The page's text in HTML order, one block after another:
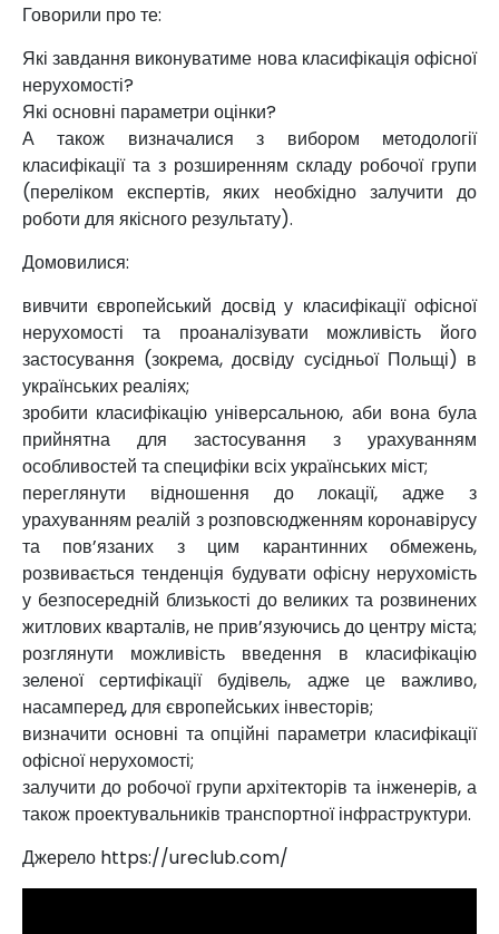
Говорили про те:
Які завдання виконуватиме нова класифікація офісної
нерухомості?
Які основні параметри оцінки?
А також визначалися з вибором методології
класифікації та з розширенням складу робочої групи
(переліком експертів, яких необхідно залучити до
роботи для якісного результату).
Домовилися:
вивчити європейський досвід у класифікації офісної
нерухомості та проаналізувати можливість його
застосування (зокрема, досвіду сусідньої Польщі) в
українських реаліях;
зробити класифікацію універсальною, аби вона була
прийнятна для застосування з урахуванням
особливостей та специфіки всіх українських міст;
переглянути відношення до локації, адже з
урахуванням реалій з розповсюдженням коронавірусу
та пов’язаних з цим карантинних обмежень,
розвивається тенденція будувати офісну нерухомість
у безпосередній близькості до великих та розвинених
житлових кварталів, не прив’язуючись до центру міста;
розглянути можливість введення в класифікацію
зеленої сертифікації будівель, адже це важливо,
насамперед, для європейських інвесторів;
визначити основні та опційні параметри класифікації
офісної нерухомості;
залучити до робочої групи архітекторів та інженерів, а
також проектувальників транспортної інфраструктури.
Джерело https://ureclub.com/